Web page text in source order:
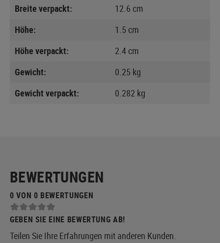
Breite verpackt:
12.6 cm
Höhe:
1.5 cm
Höhe verpackt:
2.4 cm
Gewicht:
0.25 kg
Gewicht verpackt:
0.282 kg
BEWERTUNGEN
0 VON 0 BEWERTUNGEN
GEBEN SIE EINE BEWERTUNG AB!
Teilen Sie Ihre Erfahrungen mit anderen Kunden.